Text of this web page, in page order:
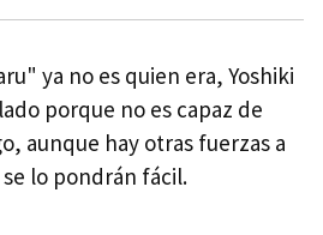
ya no es quien era, Yoshiki
porque no es capaz de
aunque hay otras fuerzas a
lo pondrán fácil.